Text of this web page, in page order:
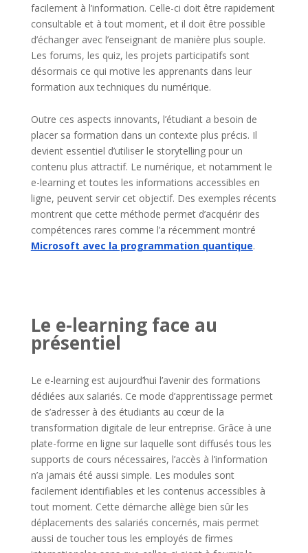
facilement à l’information. Celle-ci doit être rapidement
consultable et à tout moment, et il doit être possible
d’échanger avec l’enseignant de manière plus souple.
Les forums, les quiz, les projets participatifs sont
désormais ce qui motive les apprenants dans leur
formation aux techniques du numérique.
Outre ces aspects innovants, l’étudiant a besoin de
placer sa formation dans un contexte plus précis. Il
devient essentiel d’utiliser le storytelling pour un
contenu plus attractif. Le numérique, et notamment le
e-learning et toutes les informations accessibles en
ligne, peuvent servir cet objectif. Des exemples récents
montrent que cette méthode permet d’acquérir des
compétences rares comme l’a récemment montré
Microsoft avec la programmation quantique.
Le e-learning face au
présentiel
Le e-learning est aujourd’hui l’avenir des formations
dédiées aux salariés. Ce mode d’apprentissage permet
de s’adresser à des étudiants au cœur de la
transformation digitale de leur entreprise. Grâce à une
plate-forme en ligne sur laquelle sont diffusés tous les
supports de cours nécessaires, l’accès à l’information
n’a jamais été aussi simple. Les modules sont
facilement identifiables et les contenus accessibles à
tout moment. Cette démarche allège bien sûr les
déplacements des salariés concernés, mais permet
aussi de toucher tous les employés de firmes